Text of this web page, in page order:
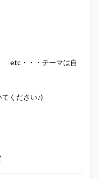
etc・・・ テーマは自
ください♪)